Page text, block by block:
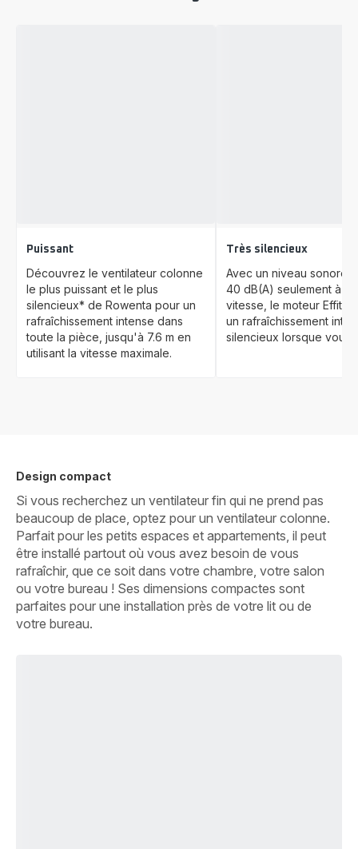
Puissant
Découvrez le ventilateur colonne
le plus puissant et le plus
silencieux* de Rowenta pour un
rafraîchissement intense dans
toute la pièce, jusqu'à 7.6 m en
utilisant la vitesse maximale.
Très silencieux
Avec un niveau sonore
40 dB(A) seulement à
vitesse, le moteur
un rafraîchissement
silencieux lorsque vous
Design compact
Si vous recherchez un ventilateur fin qui ne prend pas
beaucoup de place, optez pour un ventilateur colonne.
Parfait pour les petits espaces et appartements, il peut
être installé partout où vous avez besoin de vous
rafraîchir, que ce soit dans votre chambre, votre salon
ou votre bureau ! Ses dimensions compactes sont
parfaites pour une installation près de votre lit ou de
votre bureau.